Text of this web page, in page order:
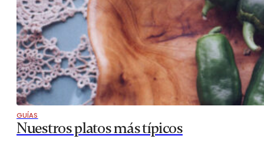
GUÍAS
Nuestros platos más típicos